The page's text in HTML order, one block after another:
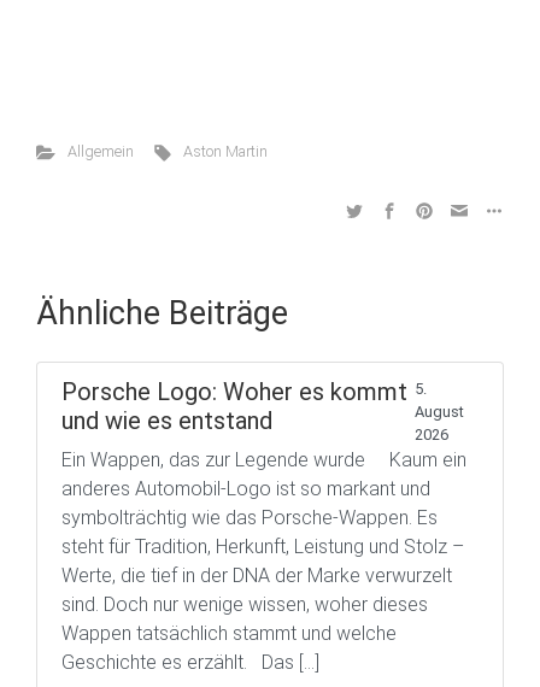
Allgemein Aston Martin
Ähnliche Beiträge
Porsche Logo: Woher es kommt
und wie es entstand
5.
August
2026
Ein Wappen, das zur Legende wurde Kaum ein
anderes Automobil-Logo ist so markant und
symbolträchtig wie das Porsche-Wappen. Es
steht für Tradition, Herkunft, Leistung und Stolz –
Werte, die tief in der DNA der Marke verwurzelt
sind. Doch nur wenige wissen, woher dieses
Wappen tatsächlich stammt und welche
Geschichte es erzählt. Das […]